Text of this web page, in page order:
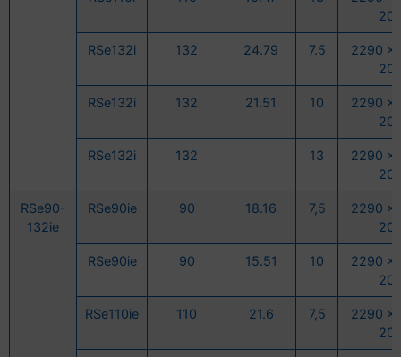
RSe132i 132 24.79 7.5
2290 x
RSe132i 132 21.51 10
2290 x
RSe132i 132 13
2290 x
RSe90-
132ie
RSe90ie 90 18.16 7,5
2290 x
RSe90ie 90 15.51 10
2290 x
RSe110ie 110 21.6 7,5
2290 x